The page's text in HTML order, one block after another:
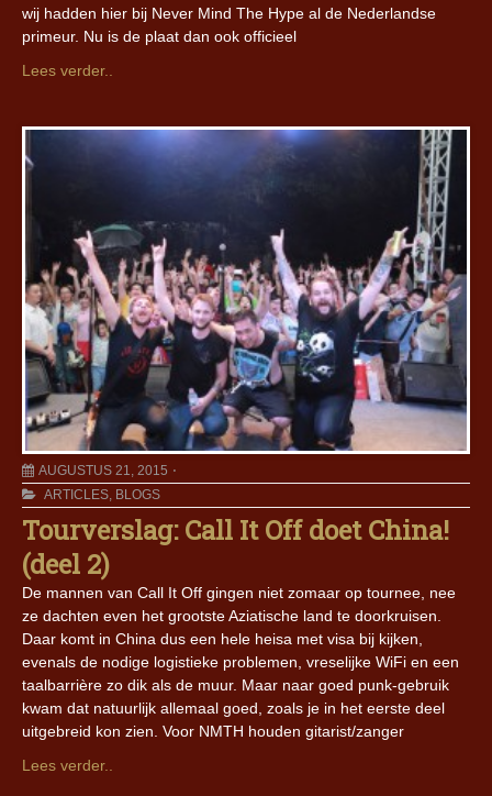
wij hadden hier bij Never Mind The Hype al de Nederlandse
primeur. Nu is de plaat dan ook officieel
Lees verder..
AUGUSTUS 21, 2015
ARTICLES, BLOGS
Tourverslag: Call It Off doet China!
(deel 2)
De mannen van Call It Off gingen niet zomaar op tournee, nee
ze dachten even het grootste Aziatische land te doorkruisen.
Daar komt in China dus een hele heisa met visa bij kijken,
evenals de nodige logistieke problemen, vreselijke WiFi en een
taalbarrière zo dik als de muur. Maar naar goed punk-gebruik
kwam dat natuurlijk allemaal goed, zoals je in het eerste deel
uitgebreid kon zien. Voor NMTH houden gitarist/zanger
Lees verder..